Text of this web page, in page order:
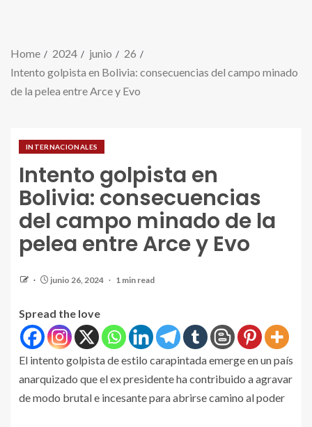
Home 2024 junio
26
Intento golpista en Bolivia: consecuencias del campo minado
de la pelea entre Arce y Evo
INTERNACIONALES
Intento golpista en
Bolivia: consecuencias
del campo minado de la
pelea entre Arce y Evo
junio 26, 2024 1 min read
Spread the love
El intento golpista de estilo carapintada emerge en un país
anarquizado que el ex presidente ha contribuido a agravar
de modo brutal e incesante para abrirse camino al poder